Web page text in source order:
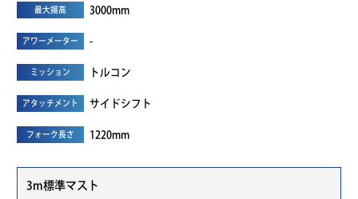
最大揚高 3000mm
アワーメーター -
ミッション トルコン
アタッチメント サイドシフト
フォーク長さ 1220mm
3m標準マスト